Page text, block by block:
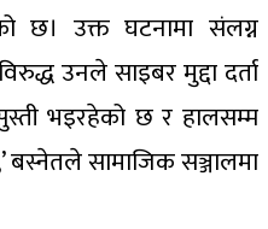
छ। उक्त घटनामा संलग्न
उनले साइबर मुद्दा दर्ता
भइरहेको छ र हालसम्म
बस्नेतले सामाजिक सञ्जालमा